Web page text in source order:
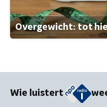
Overgewicht: tot
Wie luistert